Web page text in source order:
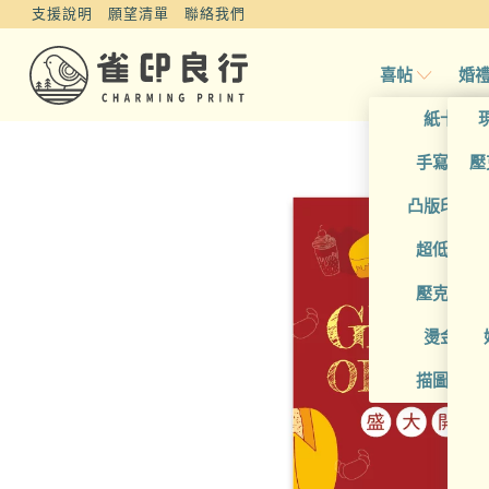
支援說明 願望清單 聯絡我們
喜帖
紙卡喜帖
手寫風喜
凸版印刷
超低價喜
壓克力喜
燙金喜帖
描圖紙喜
婚